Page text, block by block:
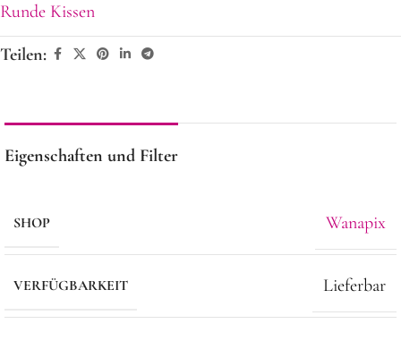
Runde Kissen
Teilen:
Eigenschaften und Filter
SHOP Wanapix
VERFÜGBARKEIT Lieferbar